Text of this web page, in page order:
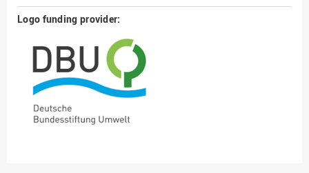
Logo funding provider: